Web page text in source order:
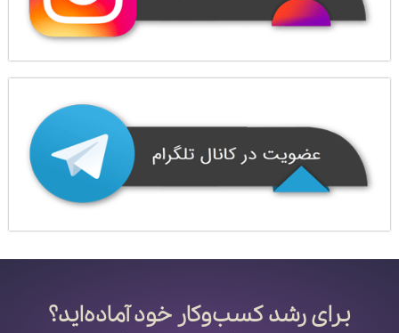
برای رشد کسب‌وکار خود آماده‌اید؟